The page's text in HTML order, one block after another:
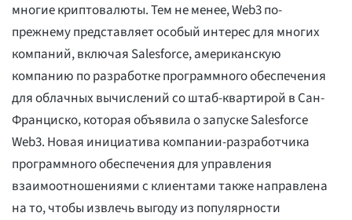
многие криптовалюты. Тем не менее, Web3 по-
прежнему представляет особый интерес для многих
компаний, включая Salesforce, американскую
компанию по разработке программного обеспечения
для облачных вычислений со штаб-квартирой в Сан-
Франциско, которая объявила о запуске Salesforce
Web3. Новая инициатива компании-разработчика
программного обеспечения для управления
взаимоотношениями с клиентами также направлена
на то, чтобы извлечь выгоду из популярности